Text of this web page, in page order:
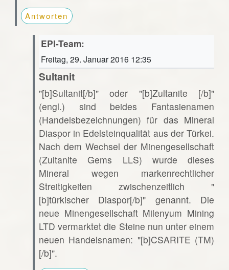
Antworten
EPI-Team:
Freitag, 29. Januar 2016 12:35
Sultanit
"[b]Sultanit[/b]" oder "[b]Zultanite [/b]"
(engl.) sind beides Fantasienamen
(Handelsbezeichnungen) für das Mineral
Diaspor in Edelsteinqualität aus der Türkei.
Nach dem Wechsel der Minengesellschaft
(Zultanite Gems LLS) wurde dieses
Mineral wegen markenrechtlicher
Streitigkeiten zwischenzeitlich "
[b]türkischer Diaspor[/b]" genannt. Die
neue Minengesellschaft Milenyum Mining
LTD vermarktet die Steine nun unter einem
neuen Handelsnamen: "[b]CSARITE (TM)
[/b]".